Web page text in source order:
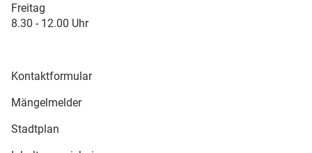
Freitag
8.30 - 12.00 Uhr
Kontaktformular
Mängelmelder
Stadtplan